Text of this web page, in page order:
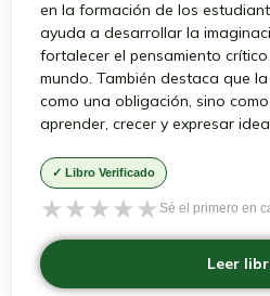
en la formación de los
ayuda a desarrollar la
fortalecer el pensamiento
mundo. También destaca que
como una obligación, sino
aprender, crecer y expresar
✓ Libro Verificado
★★★★★ Sé el primero en
Leer